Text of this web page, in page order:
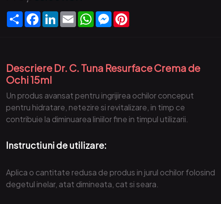
PartajareFacebook
LinkedIn
EmailWhatsAppMessenger
Descriere Dr. C. Tuna Resurface Crema de
Ochi 15ml
Un produs avansat pentru ingrijirea ochilor conceput
pentru hidratare, netezire si revitalizare, in timp ce
contribuie la diminuarea liniilor fine in timpul utilizarii.
Instructiuni de utilizare:
Aplica o cantitate redusa de produs in jurul ochilor folosind
degetul inelar, atat dimineata, cat si seara.